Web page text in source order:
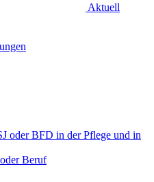
Aktuell
oder BFD in der Pflege und in
Beruf